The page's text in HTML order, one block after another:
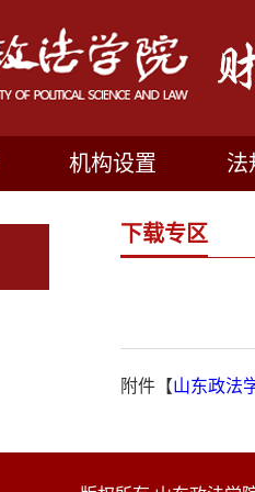
机构设置 法
下载专区
附件【山东政法